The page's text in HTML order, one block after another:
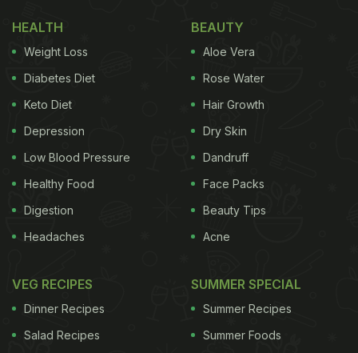
HEALTH
Weight Loss
Diabetes Diet
Keto Diet
Depression
Low Blood Pressure
Healthy Food
Digestion
Headaches
BEAUTY
Aloe Vera
Rose Water
Hair Growth
Dry Skin
Dandruff
Face Packs
Beauty Tips
Acne
VEG RECIPES
Dinner Recipes
Salad Recipes
SUMMER SPECIAL
Summer Recipes
Summer Foods